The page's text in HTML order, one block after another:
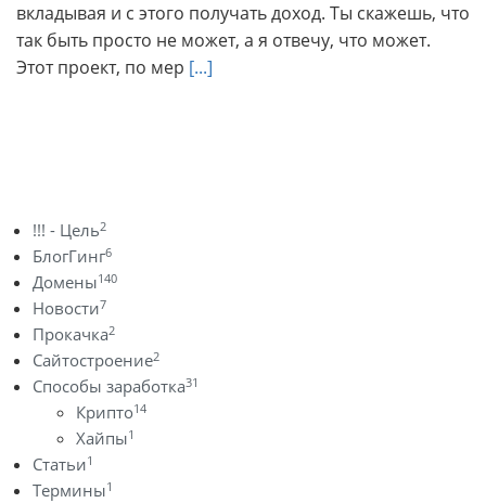
вкладывая и с этого получать доход. Ты скажешь, что
так быть просто не может, а я отвечу, что может.
Этот проект, по мер [...]
!!! - Цель2
БлогГинг6
Домены140
Новости7
Прокачка2
Сайтостроение2
Способы заработка31
Крипто14
Хайпы1
Статьи1
Термины1